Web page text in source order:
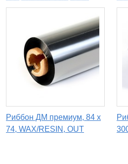
Риббон ДМ премиум, 84 х
74, WAX/RESIN, OUT